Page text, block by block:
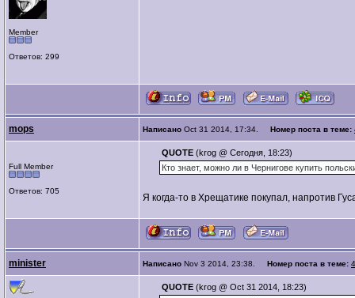
Member
Ответов: 299
mops Написано Oct 31 2014, 17:34. Номер поста в теме:
Full Member
Ответов: 705
QUOTE (krog @ Сегодня, 18:23)
Кто знает, можно ли в Чернигове купить
Я когда-то в Хрещатике покупал, напротив
minister Написано Nov 3 2014, 23:38. Номер поста в теме:
QUOTE (krog @ Oct 31 2014, 18:23)